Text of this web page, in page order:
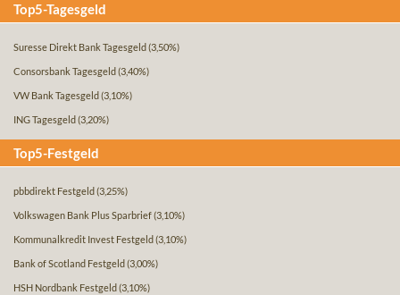
Top5-Tagesgeld
Suresse Direkt Bank Tagesgeld (3,50%)
Consorsbank Tagesgeld (3,40%)
VW Bank Tagesgeld (3,10%)
ING Tagesgeld (3,20%)
Top5-Festgeld
pbbdirekt Festgeld (3,25%)
Volkswagen Bank Plus Sparbrief(3,10%)
Kommunalkredit Invest Festgeld (3,10%)
Bank of Scotland Festgeld (3,00%)
HSH Nordbank Festgeld (3,10%)